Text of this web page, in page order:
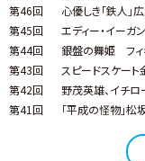
第46回
心優しき「鉄人
第45回
エディー・イー
第44回
銀盤の舞姫 フ
第43回
スピードスケー
第42回
野茂英雄、イチ
第41回
「平成の怪物」松